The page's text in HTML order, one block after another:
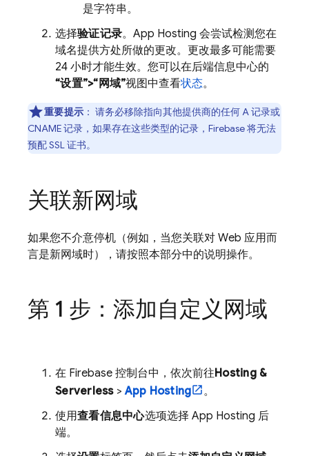
是字符串。
选择验证记录。 App Hosting 会尝试检测您在
域名提供方处所做的更改。更改最多可能需要
24 小时才能生效。您可以在后端信息中心的
“设置”>“网域”视图中查看状态。
重要提示 ： 请务必移除指向其他提供商的任何 A 记录或
CNAME 记录，如果存在这些类型的记录，Firebase 将无法
预配 SSL 证书。
关联新网域
如果您不介意停机（例如，当您关联对 Web 应用而
言是新网域时），请按照本部分中的说明操作。
第 1 步：添加自定义网域
在 Firebase 控制台中，依次前往Hosting &
Serverless>App Hosting
。
使用查看信息中心选项选择 App Hosting 后
端。